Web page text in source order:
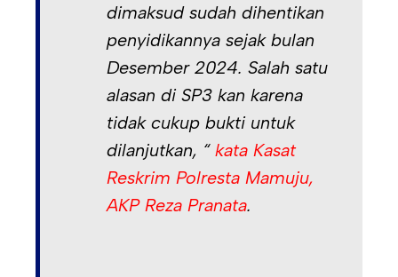
dimaksud sudah dihentikan
penyidikannya sejak bulan
Desember 2024. Salah satu
alasan di SP3 kan karena
tidak cukup bukti untuk
dilanjutkan, “kata Kasat
Reskrim Polresta Mamuju,
AKP Reza Pranata.